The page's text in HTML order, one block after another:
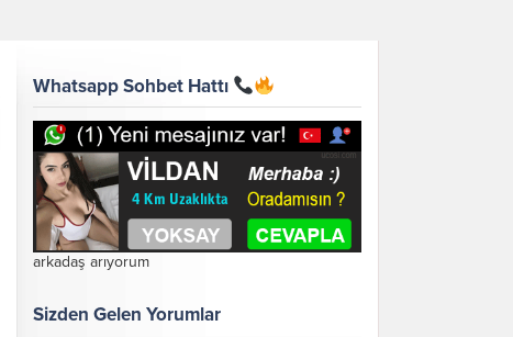
Whatsapp Sohbet Hattı
arkadaş arıyorum
Sizden Gelen Yorumlar